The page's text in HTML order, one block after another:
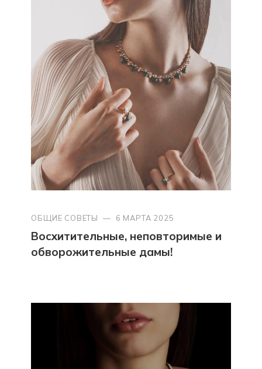
ОБЩИЕ СОВЕТЫ — 6 МАРТА 2025
Восхитительные, неповторимые и
обворожительные дамы!